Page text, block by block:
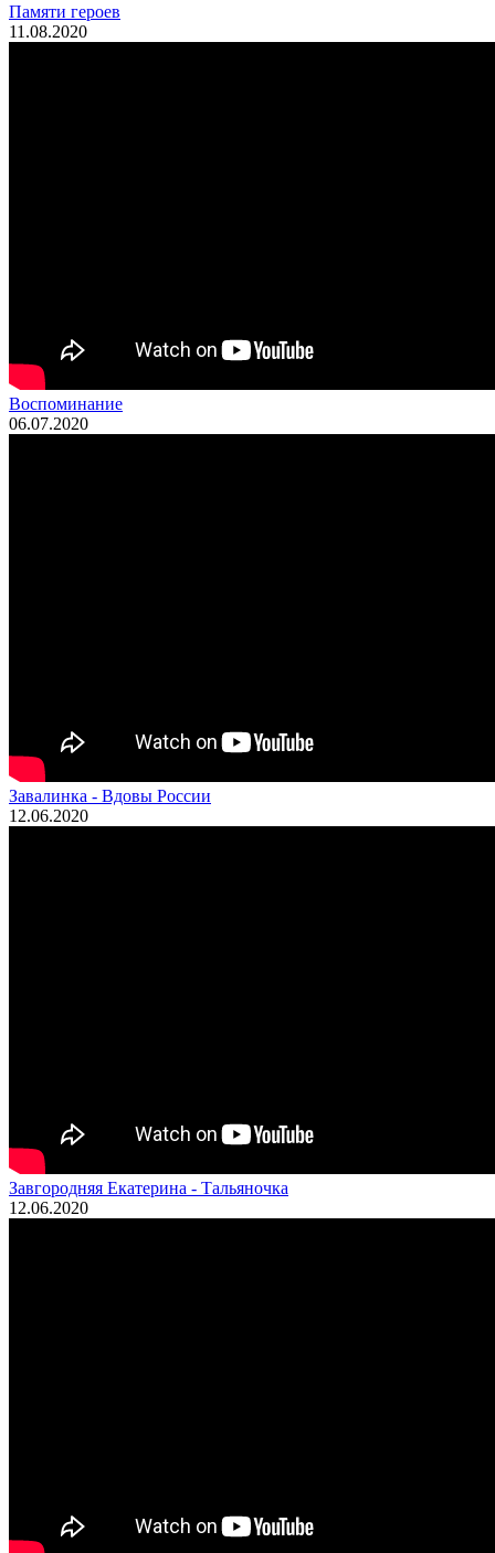
Памяти героев
11.08.2020
Воспоминание
06.07.2020
Завалинка - Вдовы России
12.06.2020
Завгородняя Екатерина - Тальяночка
12.06.2020